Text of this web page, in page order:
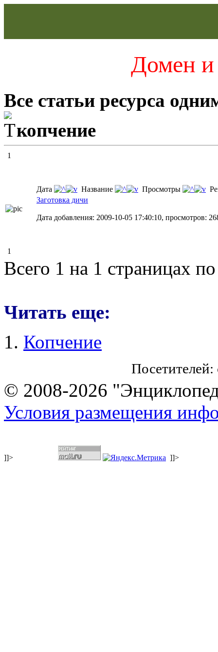
Домен и
Все статьи ресурса
копчение
1
Дата Название Просмотры
Заготовка дичи
Дата добавления: 2009-10-05 17:40:10, просмотров:
1
Всего 1 на 1 страницах
Читать еще:
Копчение
Посетителей:
© 2008-2026
Условия размещения
]]> ]]>